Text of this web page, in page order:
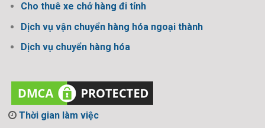
Cho thuê xe chở hàng đi tỉnh
Dịch vụ vận chuyển hàng hóa ngoại thành
Dịch vụ chuyển hàng hóa
Thời gian làm việc